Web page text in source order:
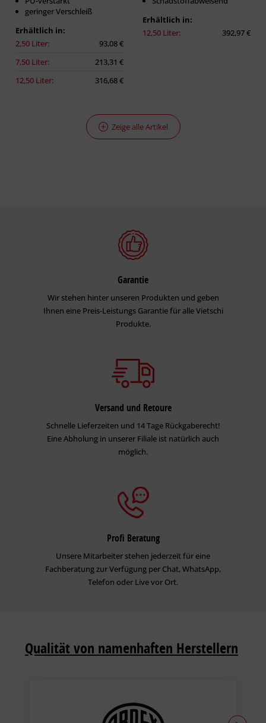
geringer Verschleiß
Erhältlich in:
2,50 Liter:
93,08 €
7,50 Liter:
213,31 €
12,50 Liter:
316,68 €
Erhältlich in:
12,50 Liter:
392,97 €
Zeige alle Artikel
Garantie
Wir stehen hinter unseren Produkten und geben
Ihnen eine Preis-Leistungs Garantie für alle Vietschi
Produkte.
Versand und Retoure
Schnelle Lieferzeiten und 14 Tage Rückgaberecht!
Eine Abholung in unserer Filiale ist natürlich auch
möglich.
Profi Beratung
Unsere Mitarbeiter stehen jederzeit für eine
Fachberatung zur Verfügung per Chat, WhatsApp,
Telefon oder Live vor Ort.
Qualität von namenhaften Herstellern